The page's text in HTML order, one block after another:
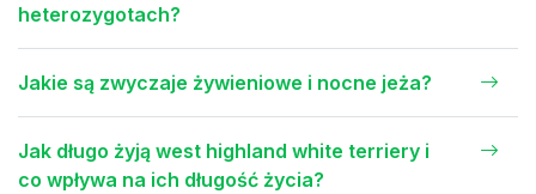
heterozygotach?
Jakie są zwyczaje żywieniowe i nocne jeża?
Jak długo żyją west highland white terriery i
co wpływa na ich długość życia?